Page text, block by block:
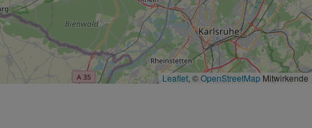
Leaflet, ©OpenStreetMap Mitwirkende